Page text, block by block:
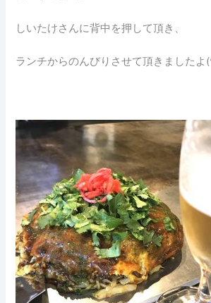
しいたけさんに背中を押して頂き、
ランチからのんびりさせて頂きましたよ